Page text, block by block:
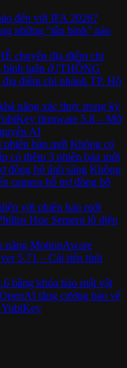
đến với IFA 2026?
những “tân binh” nào
chuyển địa điểm chi
luận ở [THÔNG
điểm chi nhánh TP. Hồ
năng xác thực trong kỷ
firmware 5.8 – Mở
AI
phiên bản mới Không có
có thêm 3 phiên bản mới
đồng bộ ánh sáng Không
camera hỗ trợ đồng bộ
với phiên bản mới
Hue Semeru lộ diện
năng MotionAware
5.71 – Cải tiến tính
bằng khóa bảo mật vật
tăng cường bảo vệ
YubiKey